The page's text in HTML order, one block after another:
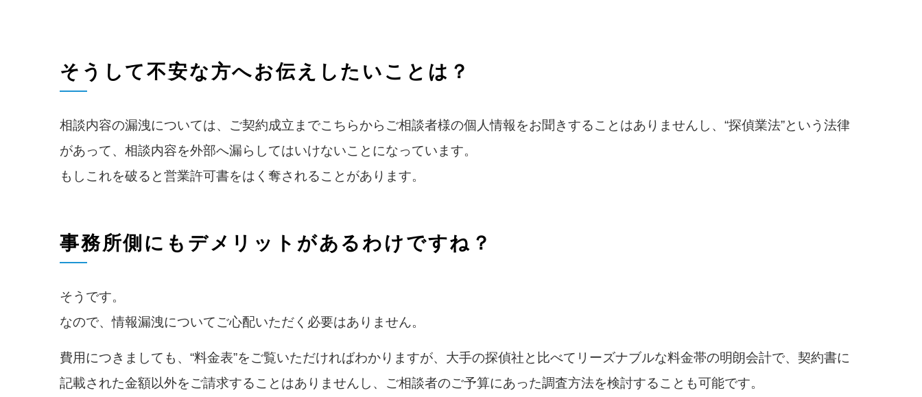
そうして不安な方へお伝えしたいことは？
相談内容の漏洩については、ご契約成立までこちらからご相談者様の個人情報をお聞きすることはありませんし、“探偵業法”という法律
があって、相談内容を外部へ漏らしてはいけないことになっています。
もしこれを破ると営業許可書をはく奪されることがあります。
事務所側にもデメリットがあるわけですね？
そうです。
なので、情報漏洩についてご心配いただく必要はありません。
費用につきましても、“料金表”をご覧いただければわかりますが、大手の探偵社と比べてリーズナブルな料金帯の明朗会計で、契約書に
記載された金額以外をご請求することはありませんし、ご相談者のご予算にあった調査方法を検討することも可能です。